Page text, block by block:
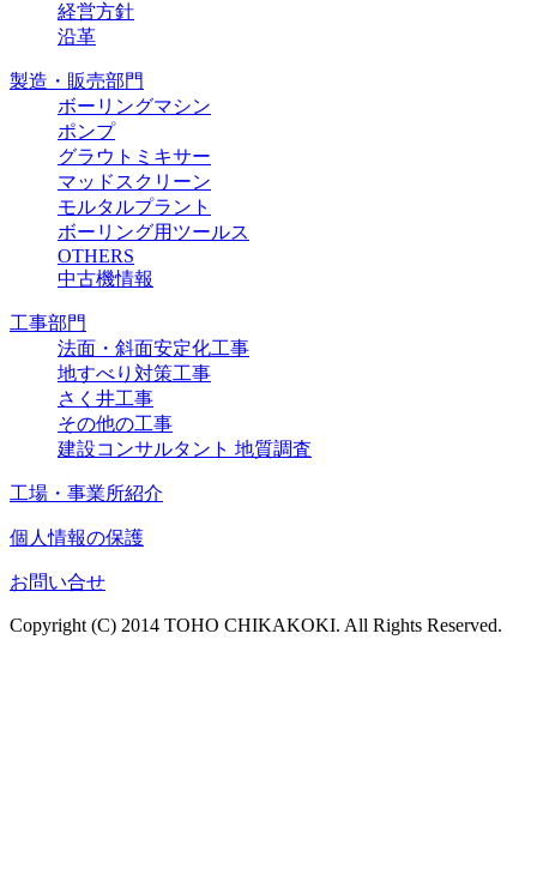
経営方針
沿革
製造・販売部門
ボーリングマシン
ポンプ
グラウトミキサー
マッドスクリーン
モルタルプラント
ボーリング用ツールス
OTHERS
中古機情報
工事部門
法面・斜面安定化工事
地すべり対策工事
さく井工事
その他の工事
建設コンサルタント 地質調査
工場・事業所紹介
個人情報の保護
お問い合せ
Copyright (C) 2014 TOHO CHIKAKOKI. All Rights Reserved.